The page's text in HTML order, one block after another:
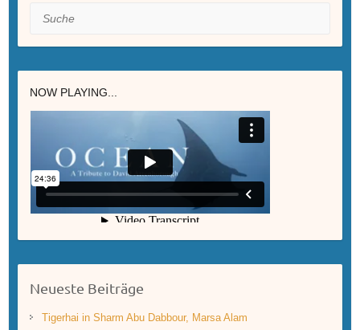
Suche
NOW PLAYING...
Neueste Beiträge
Tigerhai in Sharm Abu Dabbour, Marsa Alam